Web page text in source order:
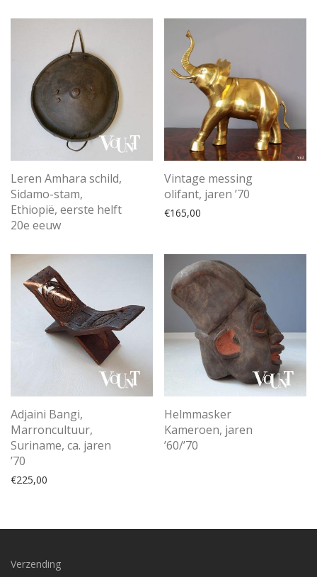
Leren Amhara schild,
Sidamo-stam,
Ethiopië, eerste helft
20e eeuw
Vintage messing
olifant, jaren ’70
€165,00
Adjaini Bangi,
Marroncultuur,
Suriname, ca. jaren
’70
€225,00
Helmmasker
Kameroen, jaren
’60/’70
Verzending